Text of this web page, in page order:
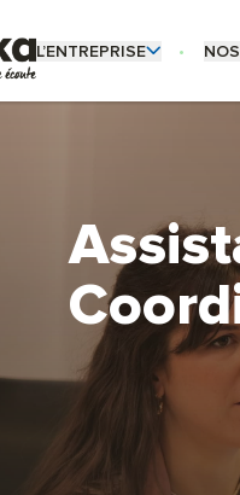
L’ENTREPRISE
OUVRIR LE SOUS-MENU
Nos engagements
Céder son centre